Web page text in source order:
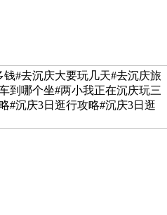
#去沉庆大要玩几天#去沉庆旅
到哪个坐#两小我正在沉庆玩三
#沉庆3日逛行攻略#沉庆3日逛